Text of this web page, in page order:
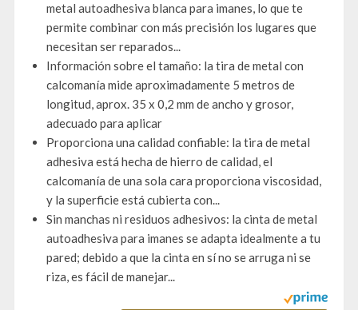
metal autoadhesiva blanca para imanes, lo que te
permite combinar con más precisión los lugares que
necesitan ser reparados...
Información sobre el tamaño: la tira de metal con
calcomanía mide aproximadamente 5 metros de
longitud, aprox. 35 x 0,2 mm de ancho y grosor,
adecuado para aplicar
Proporciona una calidad confiable: la tira de metal
adhesiva está hecha de hierro de calidad, el
calcomanía de una sola cara proporciona viscosidad,
y la superficie está cubierta con...
Sin manchas ni residuos adhesivos: la cinta de metal
autoadhesiva para imanes se adapta idealmente a tu
pared; debido a que la cinta en sí no se arruga ni se
riza, es fácil de manejar...